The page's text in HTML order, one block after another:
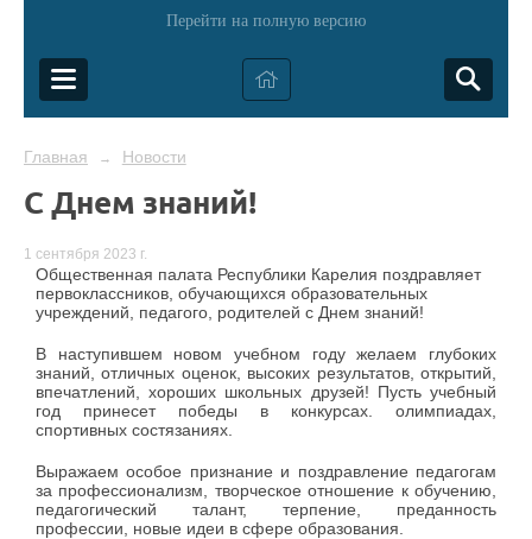
Перейти на полную версию
Главная → Новости
С Днем знаний!
1 сентября 2023 г.
Общественная палата Республики Карелия поздравляет
первоклассников, обучающихся образовательных
учреждений, педагого, родителей с Днем знаний!
В наступившем новом учебном году желаем глубоких
знаний, отличных оценок, высоких результатов, открытий,
впечатлений, хороших школьных друзей! Пусть учебный
год принесет победы в конкурсах. олимпиадах,
спортивных состязаниях.
Выражаем особое признание и поздравление педагогам
за профессионализм, творческое отношение к обучению,
педагогический талант, терпение, преданность
профессии, новые идеи в сфере образования.